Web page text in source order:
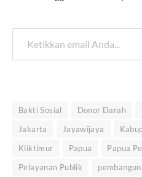
Ketikkan email Anda...
Bakti Sosial Donor Darah
Jakarta
Jayawijaya
Kliktimur
Papua
Papua
Pelayanan Publik